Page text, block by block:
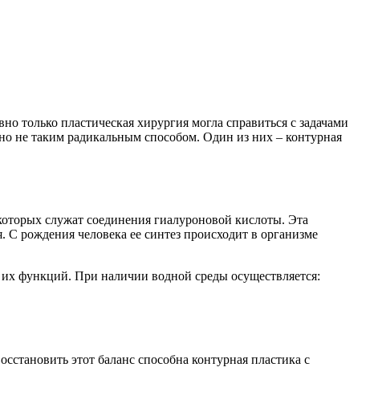
только пластическая хирургия могла справиться с задачами
не таким радикальным способом. Один из них – контурная
служат соединения гиалуроновой кислоты. Эта
рождения человека ее синтез происходит в организме
функций. При наличии водной среды осуществляется:
этот баланс способна контурная пластика с